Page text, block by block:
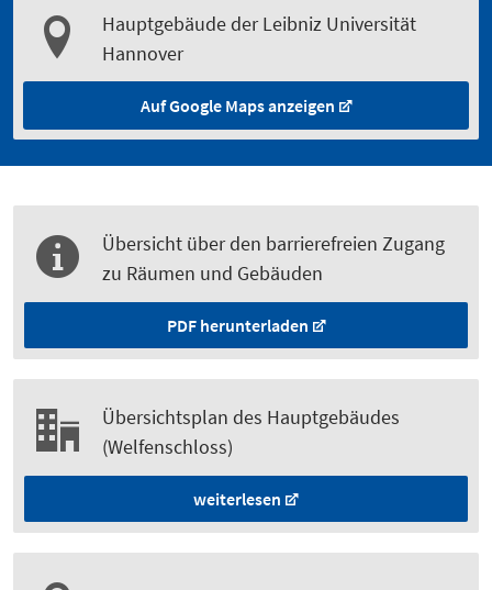
Hauptgebäude der Leibniz Universität
Hannover
Auf Google Maps anzeigen
Übersicht über den barrierefreien Zugang
zu Räumen und Gebäuden
PDF herunterladen
Übersichtsplan des Hauptgebäudes
(Welfenschloss)
weiterlesen